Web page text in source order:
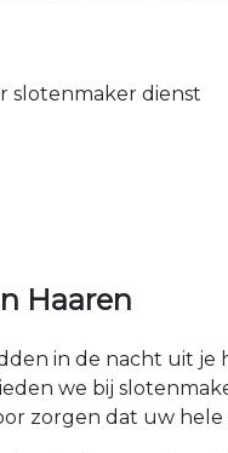
slotenmaker dienst
Haaren
in de nacht uit
we bij
zorgen dat uw hele